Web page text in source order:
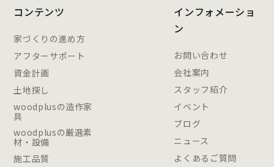
コンテンツ
家づくりの進め方
アフターサポート
資金計画
土地探し
woodplusの造作家
具
woodplusの厳選素
材・設備
施工品質
インフォメーショ
ン
お問い合わせ
会社案内
スタッフ紹介
イベント
ブログ
ニュース
よくあるご質問